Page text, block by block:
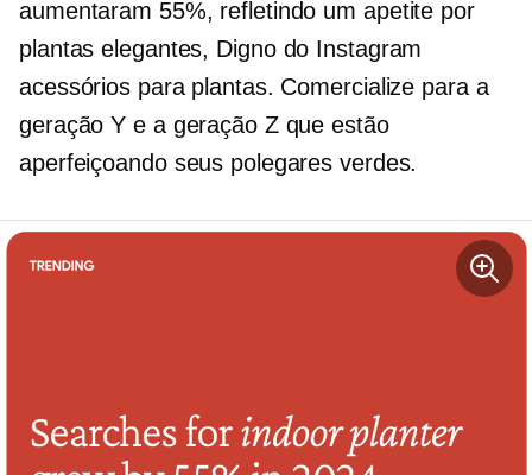
aumentaram 55%, refletindo um apetite por
plantas elegantes, Digno do Instagram
acessórios para plantas. Comercialize para a
geração Y e a geração Z que estão
aperfeiçoando seus polegares verdes.